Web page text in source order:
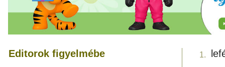
Editorok figyelmébe 1.